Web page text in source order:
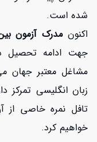
شده است.
اکنون مدرک آزمون
جهت ادامه تحصیل
مشاغل معتبر جهان
زبان انگلیسی تمرکز
تافل نمره خاصی از
خواهیم کرد.